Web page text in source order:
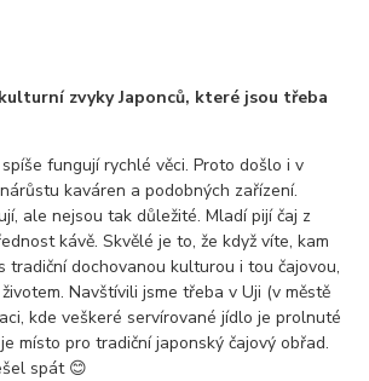
zvyky Japonců, které jsou třeba
fungují rychlé věci. Proto došlo i v
kaváren a podobných zařízení.
ale nejsou tak důležité. Mladí pijí čaj z
kávě. Skvělé je to, že když víte, kam
tradiční dochovanou kulturou i tou čajovou,
Navštívili jsme třeba v Uji (v městě
kde veškeré servírované jídlo je prolnuté
místo pro tradiční japonský čajový obřad.
spát 😊